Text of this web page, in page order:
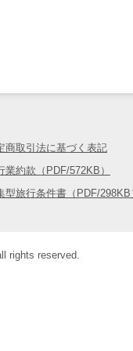
商取引法に基づく表記
業約款（PDF/572KB）
型旅行条件書（PDF/298KB
rights reserved.